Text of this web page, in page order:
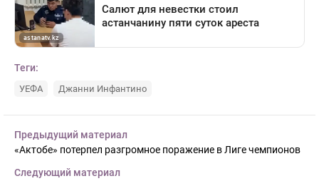
Теги:
УЕФА Джанни Инфантино
Предыдущий материал
«Актобе» потерпел разгромное поражение в Лиге чемпионов
Следующий материал